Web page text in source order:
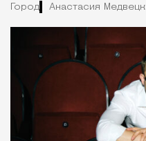
Город Анастасия